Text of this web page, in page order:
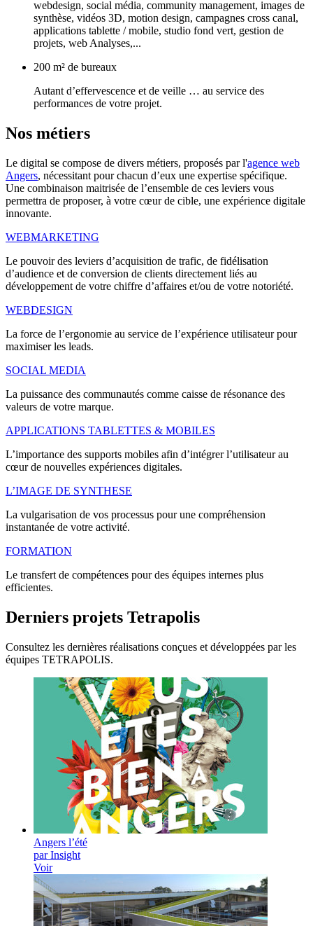
webdesign, social média, community management, images de
synthèse, vidéos 3D, motion design, campagnes cross canal,
applications tablette / mobile, studio fond vert, gestion de
projets, web Analyses,...
200 m² de bureaux
Autant d’effervescence et de veille … au service des
performances de votre projet.
Nos métiers
Le digital se compose de divers métiers, proposés par l'agence web
Angers, nécessitant pour chacun d’eux une expertise spécifique.
Une combinaison maitrisée de l’ensemble de ces leviers vous
permettra de proposer, à votre cœur de cible, une expérience digitale
innovante.
WEBMARKETING
Le pouvoir des leviers d’acquisition de trafic, de fidélisation
d’audience et de conversion de clients directement liés au
développement de votre chiffre d’affaires et/ou de votre notoriété.
WEBDESIGN
La force de l’ergonomie au service de l’expérience utilisateur pour
maximiser les leads.
SOCIAL MEDIA
La puissance des communautés comme caisse de résonance des
valeurs de votre marque.
APPLICATIONS TABLETTES & MOBILES
L’importance des supports mobiles afin d’intégrer l’utilisateur au
cœur de nouvelles expériences digitales.
L’IMAGE DE SYNTHESE
La vulgarisation de vos processus pour une compréhension
instantanée de votre activité.
FORMATION
Le transfert de compétences pour des équipes internes plus
efficientes.
Derniers projets Tetrapolis
Consultez les dernières réalisations conçues et développées par les
équipes TETRAPOLIS.
Angers l’été
par Insight
Voir